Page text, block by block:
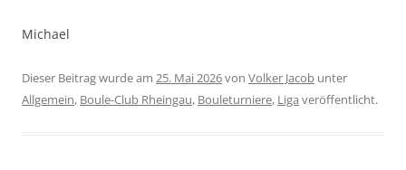
Michael
Dieser Beitrag wurde am 25. Mai 2026von Volker Jacob unter
Allgemein, Boule-Club Rheingau, Bouleturniere, Liga veröffentlicht.